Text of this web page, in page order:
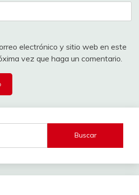
electrónico y sitio web en este
vez que haga un comentario.
Buscar